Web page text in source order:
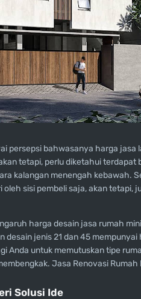
persepsi bahwasanya harga jasa
tetapi, perlu diketahui terdapat
kalangan menengah kebawah.
sisi pembeli saja, akan tetapi,
harga desain jasa rumah
desain jenis 21 dan 45
Anda untuk memutuskan tipe
Jasa Renovasi Rumah
Solusi Ide